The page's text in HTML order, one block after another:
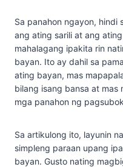
Sa panahon ngayon, hindi
ang ating sarili at ang
mahalagang ipakita rin
bayan. Ito ay dahil sa
ating bayan, mas
bilang isang bansa at mas
mga panahon ng
Sa artikulong ito, layunin
simpleng paraan upang
bayan. Gusto nating